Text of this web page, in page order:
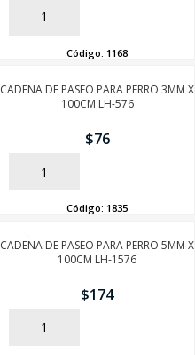
AÑADIR
Código: 1168
CADENA DE PASEO PARA PERRO 3MM X
100CM LH-576
$76
AÑADIR
Código: 1835
CADENA DE PASEO PARA PERRO 5MM X
100CM LH-1576
$174
AÑADIR